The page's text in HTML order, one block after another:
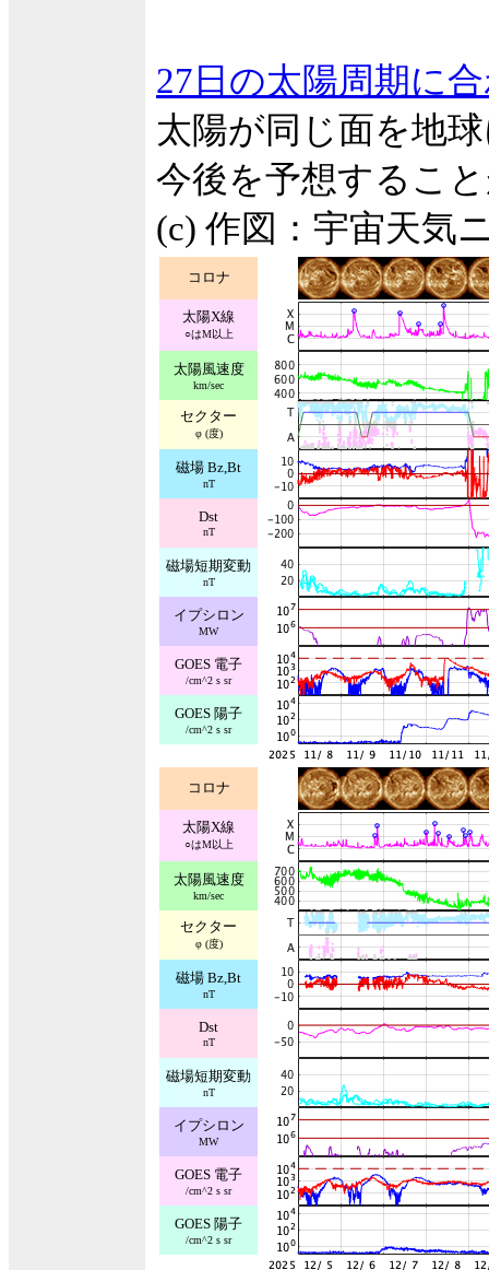
27日の太陽周期に
太陽が同じ面を地
今後を予想するこ
(c) 作図：宇宙天気
コロナ
太陽X線
○はM以上
太陽風速度
km/sec
セクター
φ (度)
磁場 Bz,Bt
nT
Dst
nT
磁場短期変動
nT
イプシロン
MW
GOES 電子
/cm^2 s sr
GOES 陽子
/cm^2 s sr
コロナ
太陽X線
○はM以上
太陽風速度
km/sec
セクター
φ (度)
磁場 Bz,Bt
nT
Dst
nT
磁場短期変動
nT
イプシロン
MW
GOES 電子
/cm^2 s sr
GOES 陽子
/cm^2 s sr